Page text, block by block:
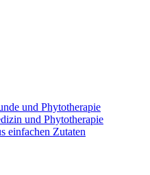
und Phytotherapie
und Phytotherapie
einfachen Zutaten